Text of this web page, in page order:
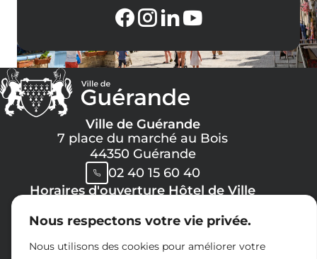
Nous respectons votre vie privée.
Nous utilisons des cookies pour améliorer votre
Ville de Guérande
7 place du marché au Bois
44350 Guérande
02 40 15 60 40
Horaires d'ouverture Hôtel de Ville
Lundi, Mercredi, Jeudi, Vendredi :
08h30 -> 12h00
13h30 -> 17h30